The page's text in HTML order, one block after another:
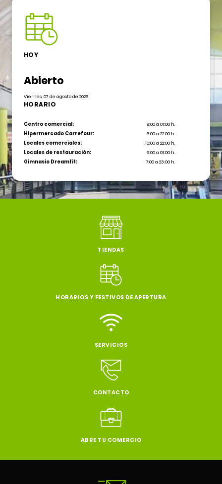
HOY
Abierto
Viernes, 07 de agosto de 2026
HORARIO
Centro comercial:
9:00 a 01:00 h.
Hipermercado Carrefour:
6:00 a 22:00 h.
Locales comerciales:
10:00 a 22:00 h.
Locales de restauración:
9:00 a 01:00 h.
Gimnasio Dreamfit:
7:00 a 23:00 h.
TIENDAS
HORARIOS Y FESTIVOS DE APERTURA
SERVICIOS
CONTACTO
ABRE TU COMERCIO